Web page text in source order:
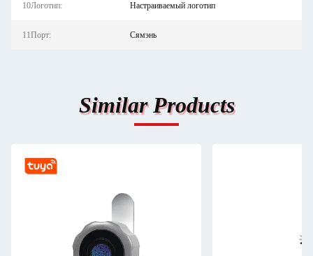
10Логотип: Настраиваемый логотип
11Порт: Сямэнь
Similar Products